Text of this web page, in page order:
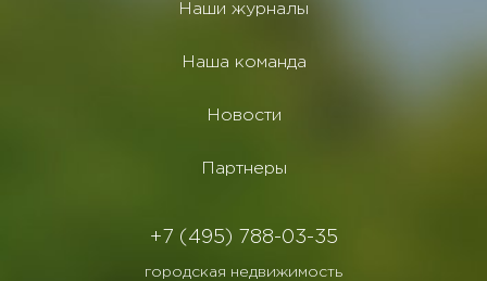
Наши журналы
Наша команда
Новости
Партнеры
+7 (495) 788-03-35
городская недвижимость